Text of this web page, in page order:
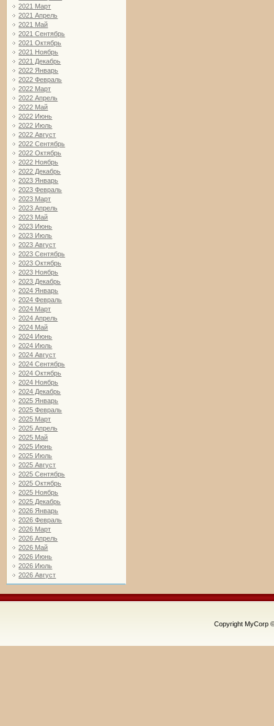
2021 Март
2021 Апрель
2021 Май
2021 Сентябрь
2021 Октябрь
2021 Ноябрь
2021 Декабрь
2022 Январь
2022 Февраль
2022 Март
2022 Апрель
2022 Май
2022 Июнь
2022 Июль
2022 Август
2022 Сентябрь
2022 Октябрь
2022 Ноябрь
2022 Декабрь
2023 Январь
2023 Февраль
2023 Март
2023 Апрель
2023 Май
2023 Июнь
2023 Июль
2023 Август
2023 Сентябрь
2023 Октябрь
2023 Ноябрь
2023 Декабрь
2024 Январь
2024 Февраль
2024 Март
2024 Апрель
2024 Май
2024 Июнь
2024 Июль
2024 Август
2024 Сентябрь
2024 Октябрь
2024 Ноябрь
2024 Декабрь
2025 Январь
2025 Февраль
2025 Март
2025 Апрель
2025 Май
2025 Июнь
2025 Июль
2025 Август
2025 Сентябрь
2025 Октябрь
2025 Ноябрь
2025 Декабрь
2026 Январь
2026 Февраль
2026 Март
2026 Апрель
2026 Май
2026 Июнь
2026 Июль
2026 Август
Copyright MyCorp